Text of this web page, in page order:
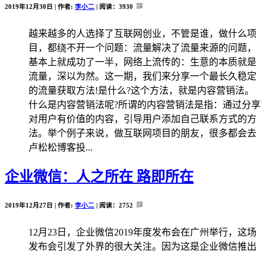
2019年12月30日 | 作者: 李小二 | 阅读： 3930
越来越多的人选择了互联网创业，不管是谁，做什么项
目，都绕不开一个问题：流量解决了流量来源的问题，
基本上就成功了一半，网络上流传的：生意的本质就是
流量，深以为然。这一期，我们来分享一个最长久稳定
的流量获取方法!是什么?这个方法，就是内容营销法。
什么是内容营销法呢?所谓的内容营销法是指：通过分享
对用户有价值的内容，引导用户添加自己联系方式的方
法。举个例子来说，做互联网项目的朋友，很多都会去
卢松松博客投...
企业微信：人之所在 路即所在
2019年12月27日 | 作者: 李小二 | 阅读： 2752
12月23日，企业微信2019年度发布会在广州举行，这场
发布会引发了外界的很大关注。因为这是企业微信推出